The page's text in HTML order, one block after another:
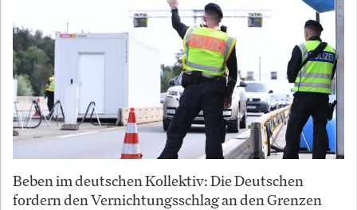
Beben im deutschen Kollektiv: Die Deutschen
fordern den Vernichtungsschlag an den Grenzen